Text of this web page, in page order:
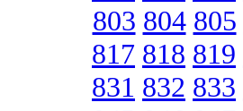
803 804 805
817 818 819
831 832 833